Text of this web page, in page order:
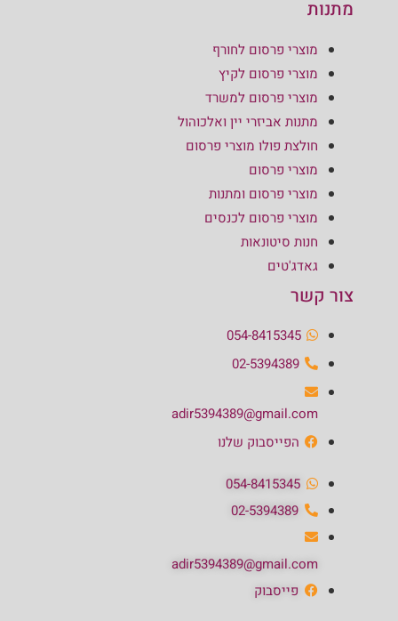
מתנות
מוצרי פרסום לחורף
מוצרי פרסום לקיץ
מוצרי פרסום למשרד
מתנות אביזרי יין ואלכוהול
חולצת פולו מוצרי פרסום
מוצרי פרסום
מוצרי פרסום ומתנות
מוצרי פרסום לכנסים
חנות סיטונאות
גאדג'טים
צור קשר
054-8415345
02-5394389
adir5394389@gmail.com
הפייסבוק שלנו
054-8415345
02-5394389
adir5394389@gmail.com
פייסבוק